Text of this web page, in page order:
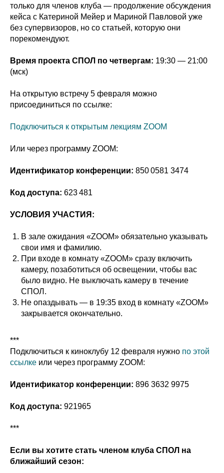
только для членов клуба — продолжение обсуждения
кейса с Катериной Мейер и Мариной Павловой уже
без супервизоров, но со статьей, которую они
порекомендуют.
Время проекта СПОЛ по четвергам: 19:30 — 21:00
(мск)
На открытую встречу 5 февраля можно
присоединиться по ссылке:
Подключиться к открытым лекциям ZOOM
Или через программу ZOOM:
Идентификатор конференции: 850 0581 3474
Код доступа: 623 481
УСЛОВИЯ УЧАСТИЯ:
В зале ожидания «ZOOM» обязательно указывать
свои имя и фамилию.
При входе в комнату «ZOOM» сразу включить
камеру, позаботиться об освещении, чтобы вас
было видно. Не выключать камеру в течение
СПОЛ.
Не опаздывать — в 19:35 вход в комнату «ZOOM»
закрывается окончательно.
***
Подключиться к киноклубу 12 февраля нужно по этой
ссылке или через программу ZOOM:
Идентификатор конференции: 896 3632 9975
Код доступа: 921965
***
Если вы хотите стать членом клуба СПОЛ на
ближайший сезон: